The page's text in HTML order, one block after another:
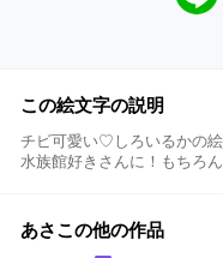
この絵文字の説明
チビ可愛い♡しろいるかの
水族館好きさんに！もちろ
あさこの他の作品